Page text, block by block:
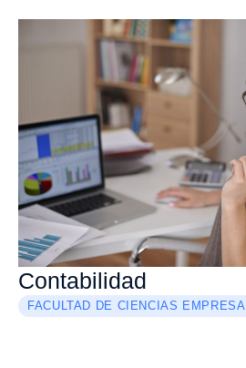
Contabilidad
FACULTAD DE CIENCIAS